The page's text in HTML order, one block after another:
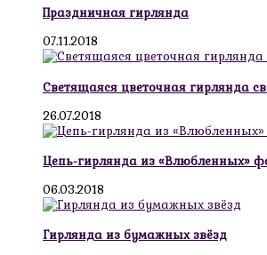
Праздничная гирлянда
07.11.2018
Светящаяся цветочная гирлянда
26.07.2018
Цепь-гирлянда из «Влюбленных»
06.03.2018
Гирлянда из бумажных звёзд